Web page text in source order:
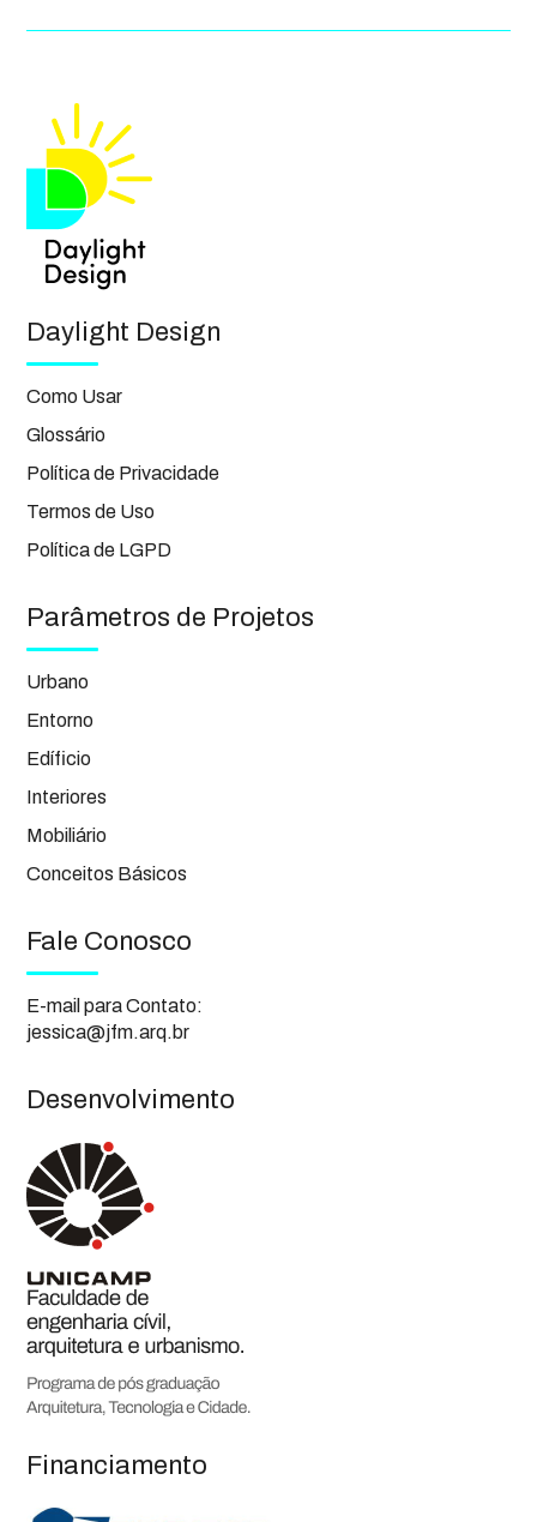
Daylight Design
Como Usar
Glossário
Política de Privacidade
Termos de Uso
Política de LGPD
Parâmetros de Projetos
Urbano
Entorno
Edíficio
Interiores
Mobiliário
Conceitos Básicos
Fale Conosco
E-mail para Contato:
jessica@jfm.arq.br
Desenvolvimento
Financiamento